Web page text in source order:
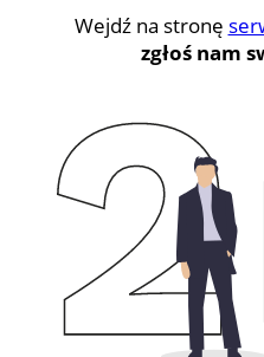
Wejdź na stronę
zgłoś nam